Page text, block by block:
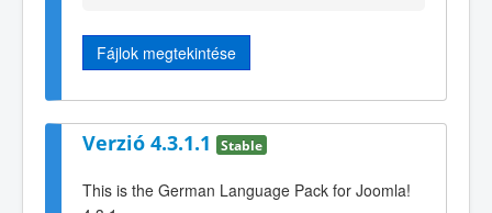
Fájlok megtekintése
Verzió 4.3.1.1 Stable
This is the German Language Pack for Joomla!